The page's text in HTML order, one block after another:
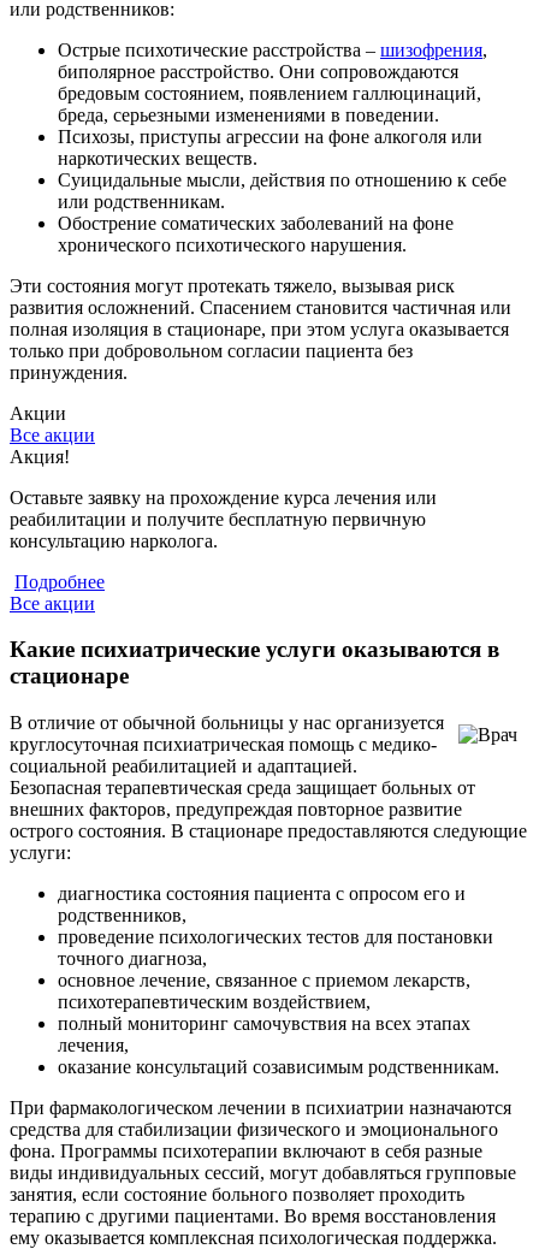
или родственников:
Острые психотические расстройства – шизофрения,
биполярное расстройство. Они сопровождаются
бредовым состоянием, появлением галлюцинаций,
бреда, серьезными изменениями в поведении.
Психозы, приступы агрессии на фоне алкоголя или
наркотических веществ.
Суицидальные мысли, действия по отношению к себе
или родственникам.
Обострение соматических заболеваний на фоне
хронического психотического нарушения.
Эти состояния могут протекать тяжело, вызывая риск
развития осложнений. Спасением становится частичная или
полная изоляция в стационаре, при этом услуга оказывается
только при добровольном согласии пациента без
принуждения.
Акции
Все акции
Акция!
Оставьте заявку на прохождение курса лечения или
реабилитации и получите бесплатную первичную
консультацию нарколога.
Подробнее
Все акции
Какие психиатрические услуги оказываются в
стационаре
В отличие от обычной больницы у нас организуется
круглосуточная психиатрическая помощь с медико-
социальной реабилитацией и адаптацией.
Безопасная терапевтическая среда защищает больных от
внешних факторов, предупреждая повторное развитие
острого состояния. В стационаре предоставляются следующие
услуги:
диагностика состояния пациента с опросом его и
родственников,
проведение психологических тестов для постановки
точного диагноза,
основное лечение, связанное с приемом лекарств,
психотерапевтическим воздействием,
полный мониторинг самочувствия на всех этапах
лечения,
оказание консультаций созависимым родственникам.
При фармакологическом лечении в психиатрии назначаются
средства для стабилизации физического и эмоционального
фона. Программы психотерапии включают в себя разные
виды индивидуальных сессий, могут добавляться групповые
занятия, если состояние больного позволяет проходить
терапию с другими пациентами. Во время восстановления
ему оказывается комплексная психологическая поддержка.